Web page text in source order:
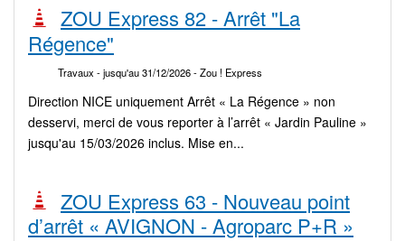
ZOU Express 82 - Arrêt "La
Régence"
Travaux - jusqu'au 31/12/2026- Zou ! Express
Direction NICE uniquement Arrêt « La Régence » non
desservi, merci de vous reporter à l’arrêt « Jardin Pauline »
jusqu'au 15/03/2026 inclus. Mise en...
ZOU Express 63 - Nouveau point
d’arrêt « AVIGNON - Agroparc P+R »